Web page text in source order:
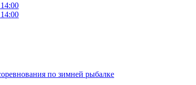
по зимней рыбалке